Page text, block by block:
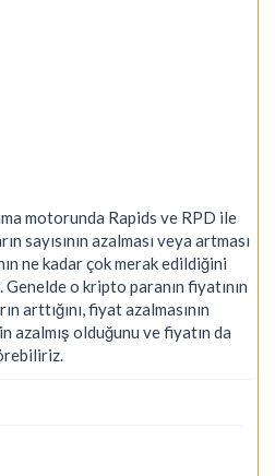
motorunda Rapids ve RPD ile
sayısının azalması veya artması
ne kadar çok merak edildiğini
o kripto paranın fiyatının
arttığını, fiyat azalmasının
azalmış olduğunu ve fiyatın da